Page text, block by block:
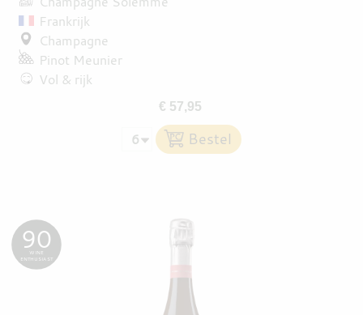
Frankrijk
Champagne
Pinot Meunier
Vol & rijk
€ 57,95
90
WINE
ENTHUSIAST